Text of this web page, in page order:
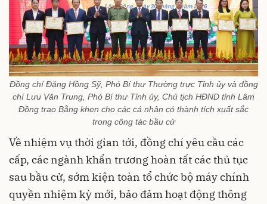
Đồng chí Đặng Hồng Sỹ, Phó Bí thư Thường trực Tỉnh ủy và đồng
chí Lưu Văn Trung, Phó Bí thư Tỉnh ủy, Chủ tịch HĐND tỉnh Lâm
Đồng trao Bằng khen cho các cá nhân có thành tích xuất sắc
trong công tác bầu cử
Về nhiệm vụ thời gian tới, đồng chí yêu cầu các
cấp, các ngành khẩn trương hoàn tất các thủ tục
sau bầu cử, sớm kiện toàn tổ chức bộ máy chính
quyền nhiệm kỳ mới, bảo đảm hoạt động thông